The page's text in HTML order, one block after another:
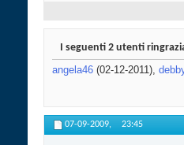
I seguenti 2 utenti
angela46 (02-12-2011),
07-09-2009, 23:45